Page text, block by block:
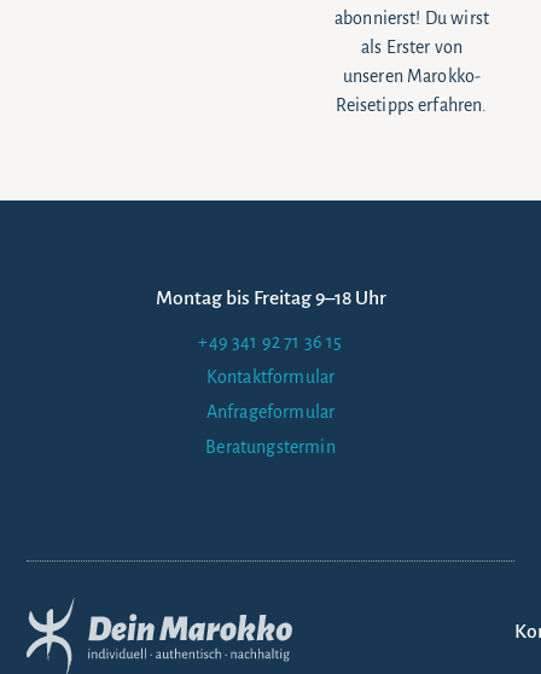
abonnierst! Du wirst
als Erster von
unseren Marokko-
Reisetipps erfahren.
Montag bis Freitag 9–18 Uhr
+49 341 92 71 36 15
Kontaktformular
Anfrageformular
Beratungstermin